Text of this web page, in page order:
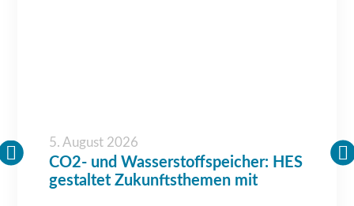
5. August 2026
CO2- und Wasserstoffspeicher: HES
gestaltet Zukunftsthemen mit